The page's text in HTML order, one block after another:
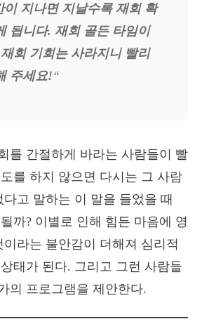
이 지나면 지날수록 재회 확
됩니다. 재회 골든 타임이
회 기회는 사라지니 빨리
주세요!“
를 간절하게 바라는 사람들이 빨
를 하지 않으면 다시는 그 사람
고 말하는 이 말을 들었을 때
까? 이별로 인해 힘든 마음에 영
라는 불안감이 더해져 심리적
태가 된다. 그리고 그런 사람들
의 프로그램을 제안한다.